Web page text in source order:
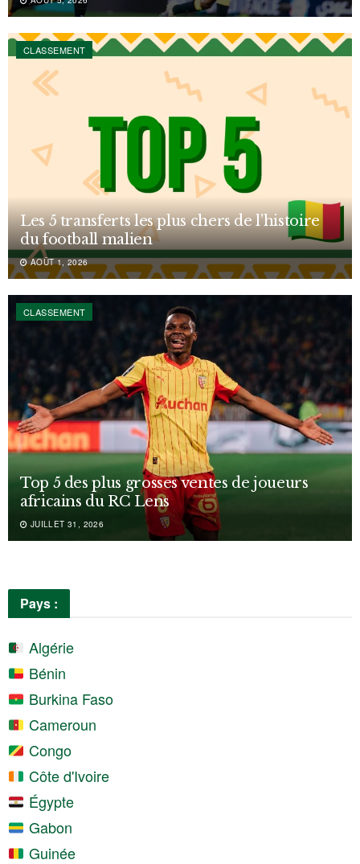
CLASSEMENT
Les 5 transferts les plus chers de l’histoire
du football malien
AOÛT 1, 2026
CLASSEMENT
Top 5 des plus grosses ventes de joueurs
africains du RC Lens
JUILLET 31, 2026
Pays :
Algérie
Bénin
Burkina Faso
Cameroun
Congo
Côte d'Ivoire
Égypte
Gabon
Guinée